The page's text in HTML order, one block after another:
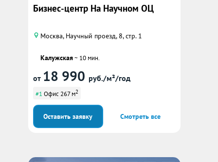
Бизнес-центр На Научном ОЦ
Москва, Научный проезд, 8, стр. 1
Калужская~ 10 мин.
от 18 990 руб./м²/год
#1 Офис 267 м2
Оставить заявку Смотреть все